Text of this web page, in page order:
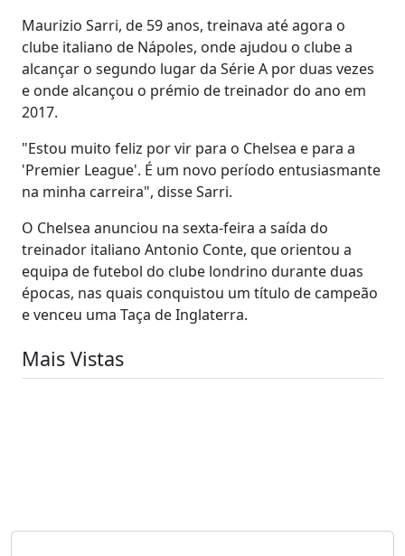
Maurizio Sarri, de 59 anos, treinava até agora o
clube italiano de Nápoles, onde ajudou o clube a
alcançar o segundo lugar da Série A por duas vezes
e onde alcançou o prémio de treinador do ano em
2017.
"Estou muito feliz por vir para o Chelsea e para a
'Premier League'. É um novo período entusiasmante
na minha carreira", disse Sarri.
O Chelsea anunciou na sexta-feira a saída do
treinador italiano Antonio Conte, que orientou a
equipa de futebol do clube londrino durante duas
épocas, nas quais conquistou um título de campeão
e venceu uma Taça de Inglaterra.
Mais Vistas